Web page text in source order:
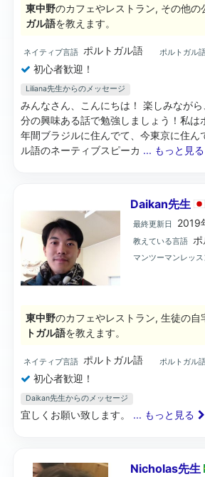
東中野のカフェやレストラン, その他の
ガル語を教えます。
ネイティブ言語 ポルトガル語 ポルトガル
初心者歓迎！
Liliana先生からのメッセージ
みんなさん、こんにちは！ 楽しみなが
分の興味ある話で勉強しましょう！私は
年間ブラジルに住んでて、今東京に住ん
ル語のネーティブスピーカ ... もっと見る
Daikan先生
最終更新日 2019
教えている言語
マンツーマンレッス
東中野のカフェやレストラン, 生徒の自
トガル語を教えます。
ネイティブ言語 ポルトガル語 ポルトガル
初心者歓迎！
Daikan先生からのメッセージ
宜しくお願い致します。 ... もっと見る
Nicholas先生